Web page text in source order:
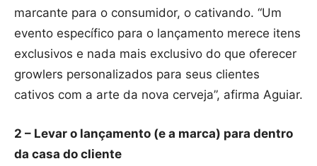
marcante para o consumidor, o cativando. “Um
evento específico para o lançamento merece itens
exclusivos e nada mais exclusivo do que oferecer
growlers personalizados para seus clientes
cativos com a arte da nova cerveja”, afirma Aguiar.
2 – Levar o lançamento (e a marca) para dentro
da casa do cliente